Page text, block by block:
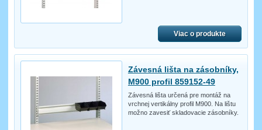
Viac o produkte
Závesná lišta na zásobníky,
M900 profil 859152-49
Závesná lišta určená pre montáž na
vrchnej vertikálny profil M900. Na lištu
možno zavesiť skladovacie zásobníky.